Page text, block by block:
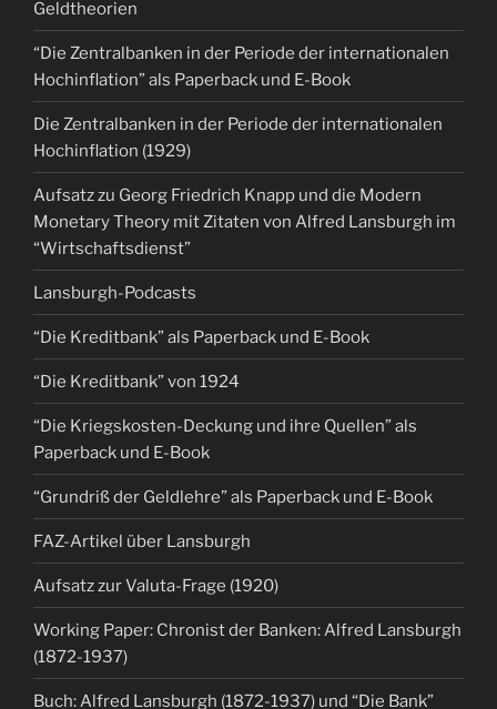
Geldtheorien
“Die Zentralbanken in der Periode der internationalen
Hochinflation” als Paperback und E-Book
Die Zentralbanken in der Periode der internationalen
Hochinflation (1929)
Aufsatz zu Georg Friedrich Knapp und die Modern
Monetary Theory mit Zitaten von Alfred Lansburgh im
“Wirtschaftsdienst”
Lansburgh-Podcasts
“Die Kreditbank” als Paperback und E-Book
“Die Kreditbank” von 1924
“Die Kriegskosten-Deckung und ihre Quellen” als
Paperback und E-Book
“Grundriß der Geldlehre” als Paperback und E-Book
FAZ-Artikel über Lansburgh
Aufsatz zur Valuta-Frage (1920)
Working Paper: Chronist der Banken: Alfred Lansburgh
(1872-1937)
Buch: Alfred Lansburgh (1872-1937) und “Die Bank”